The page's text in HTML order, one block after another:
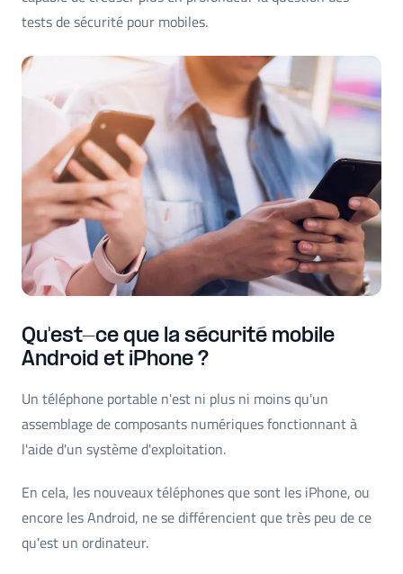
tests de sécurité pour mobiles.
Qu'est-ce que la sécurité mobile
Android et iPhone ?
Un téléphone portable n'est ni plus ni moins qu'un
assemblage de composants numériques fonctionnant à
l'aide d'un système d'exploitation.
En cela, les nouveaux téléphones que sont les iPhone, ou
encore les Android, ne se différencient que très peu de ce
qu'est un ordinateur.